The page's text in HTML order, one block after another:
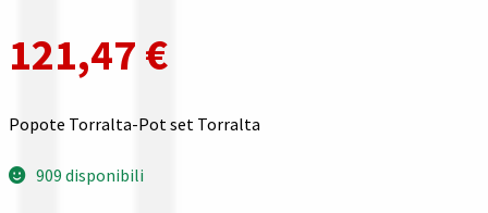
Pagamenti
Privacy policy
Confronta
121,47 €
Popote Torralta-Pot set Torralta
909 disponibili